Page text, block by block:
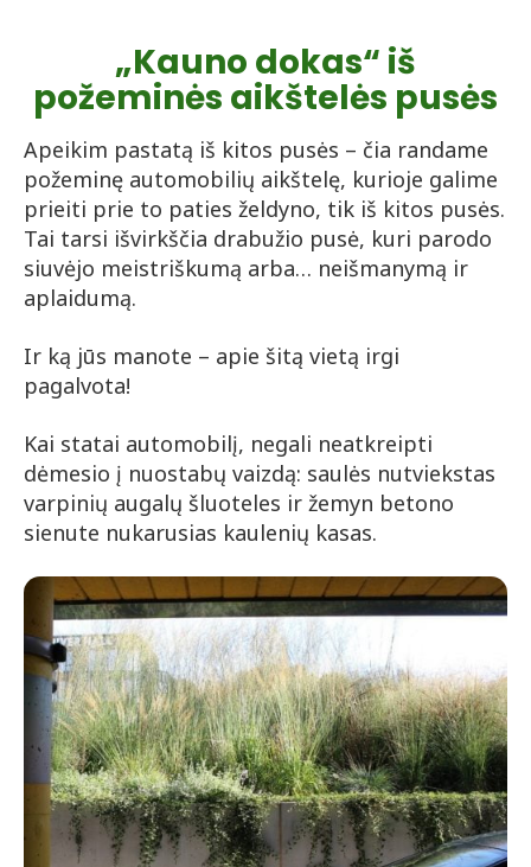
„Kauno dokas“ iš
požeminės aikštelės pusės
Apeikim pastatą iš kitos pusės – čia randame
požeminę automobilių aikštelę, kurioje galime
prieiti prie to paties želdyno, tik iš kitos pusės.
Tai tarsi išvirkščia drabužio pusė, kuri parodo
siuvėjo meistriškumą arba… neišmanymą ir
aplaidumą.
Ir ką jūs manote – apie šitą vietą irgi
pagalvota!
Kai statai automobilį, negali neatkreipti
dėmesio į nuostabų vaizdą: saulės nutviekstas
varpinių augalų šluoteles ir žemyn betono
sienute nukarusias kaulenių kasas.